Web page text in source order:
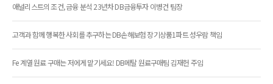
애널리스트의 조건, 금융 분석 23년차 DB금융투자 이병건 팀장
고객과 함께 행복한 사회를 추구하는 DB손해보험 장기상품1파트 성우람 책임
Fe 계열 원료 구매는 저에게 맡기세요! DB메탈 원료구매팀 김재헌 주임